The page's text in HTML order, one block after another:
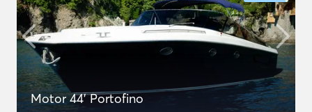
Motor 44' Portofino